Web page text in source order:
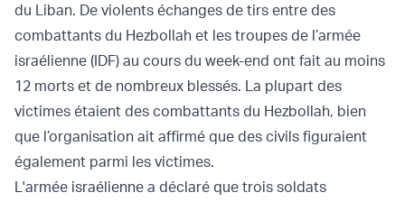
du Liban. De violents échanges de tirs entre des
combattants du Hezbollah et les troupes de l’armée
israélienne (IDF) au cours du week-end ont fait au moins
12 morts et de nombreux blessés. La plupart des
victimes étaient des combattants du Hezbollah, bien
que l’organisation ait affirmé que des civils figuraient
également parmi les victimes.
L'armée israélienne a déclaré que trois soldats